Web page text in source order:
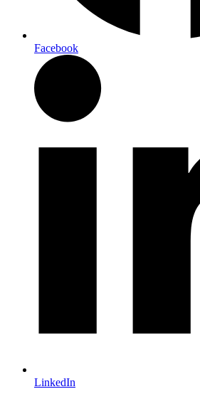
Facebook
LinkedIn